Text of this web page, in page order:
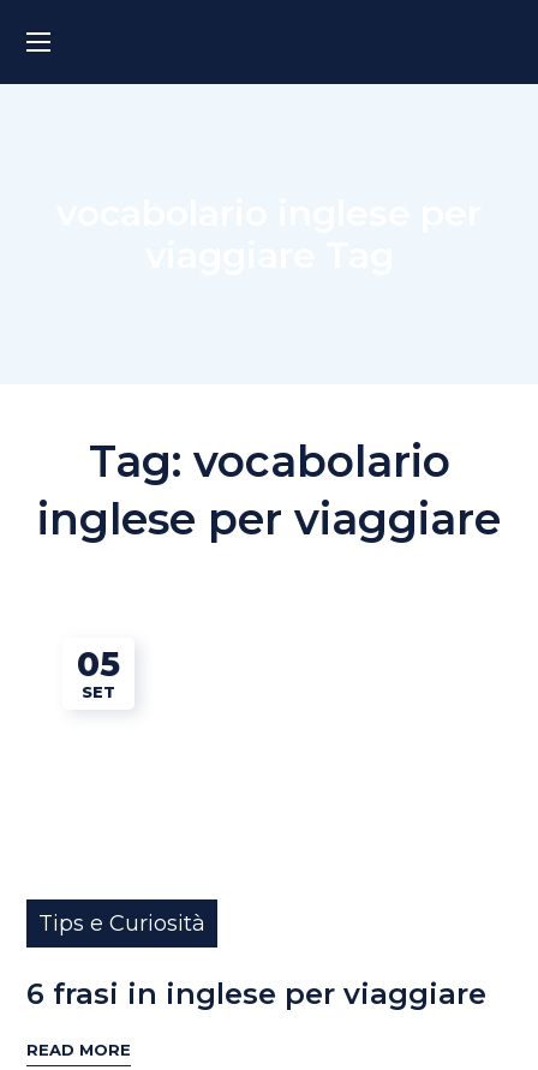
Tag: vocabolario
inglese per viaggiare
05
SET
Tips e Curiosità
6 frasi in inglese per viaggiare
READ MORE